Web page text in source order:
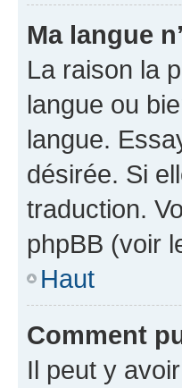
Ma langue
La raison la
langue ou
langue.
désirée. Si
traduction.
phpBB (voir
Haut
Comment
Il peut y